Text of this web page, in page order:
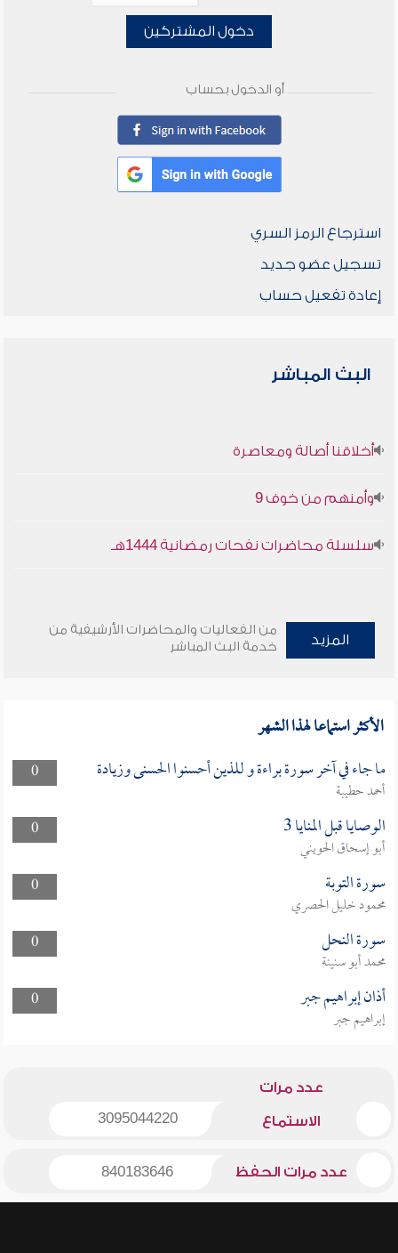
دخول المشتركين
أو الدخول بحساب
استرجاع الرمز السري
تسجيل عضو جديد
إعادة تفعيل حساب
البث المباشر
أخلاقنا أصالة ومعاصرة
وأمنهم من خوف 9
سلسلة محاضرات نفحات رمضانية 1444هـ
المزيد
من الفعاليات والمحاضرات الأرشيفية من
خدمة البث المباشر
الأكثر استماعا لهذا الشهر
0 ما جاء في آخر سورة براءة و للذين أحسنوا الحسنى وزيادة
أحمد حطيبة
0
الوصايا قبل المنايا 3
أبو إسحاق الحويني
0
سورة التوبة
محمود خليل الحصري
0
سورة النحل
محمد أبو سنينة
0
أذان إبراهيم جبر
إبراهيم جبر
عدد مرات
الاستماع 3095044220
عدد مرات الحفظ 840183646